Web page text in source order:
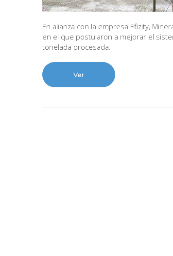
En alianza con la empresa Efizity,
en el que postularon a mejorar el
tonelada procesada.
Ver